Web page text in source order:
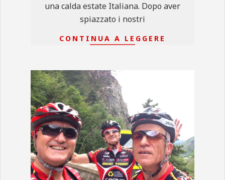
una calda estate Italiana. Dopo aver
spiazzato i nostri
CONTINUA A LEGGERE